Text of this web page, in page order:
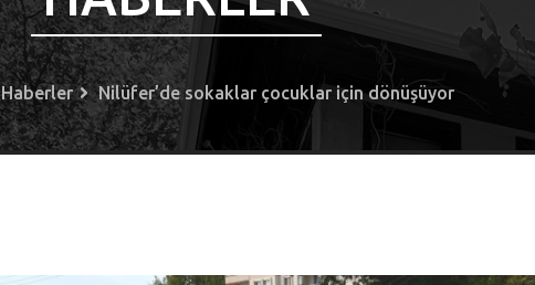
Haberler Nilüfer’de sokaklar çocuklar için dönüşüyor